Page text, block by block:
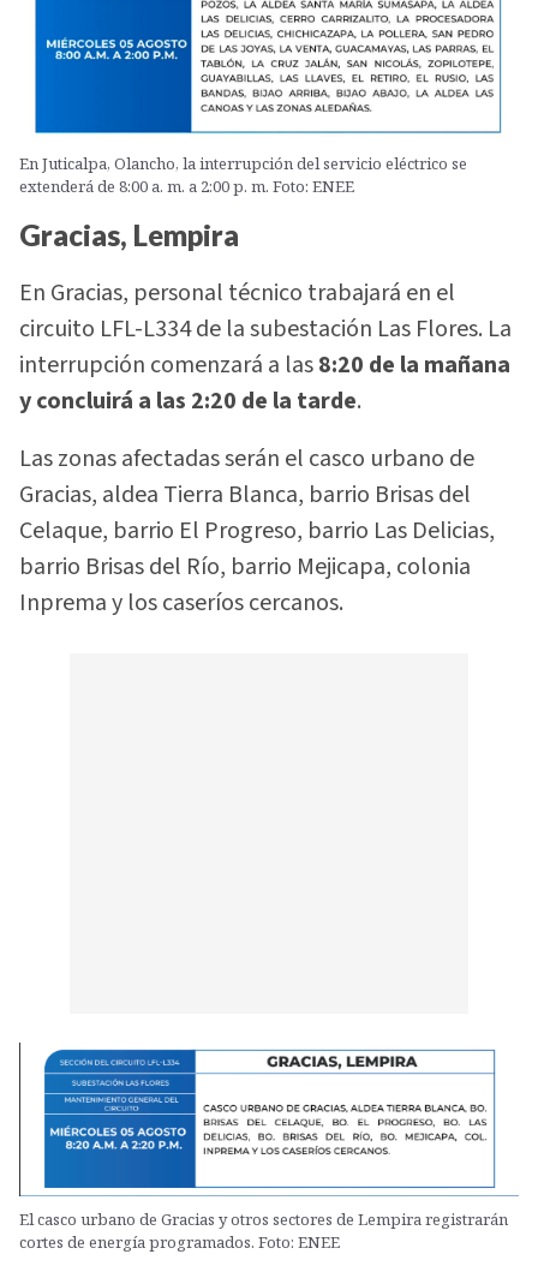
En Juticalpa, Olancho, la interrupción del servicio eléctrico se
extenderá de 8:00 a. m. a 2:00 p. m. Foto: ENEE
Gracias, Lempira
En Gracias, personal técnico trabajará en el
circuito LFL-L334 de la subestación Las Flores. La
interrupción comenzará a las8:20 de la mañana
y concluirá a las 2:20 de la tarde.
Las zonas afectadas serán el casco urbano de
Gracias, aldea Tierra Blanca, barrio Brisas del
Celaque, barrio El Progreso, barrio Las Delicias,
barrio Brisas del Río, barrio Mejicapa, colonia
Inprema y los caseríos cercanos.
El casco urbano de Gracias y otros sectores de Lempira registrarán
cortes de energía programados. Foto: ENEE